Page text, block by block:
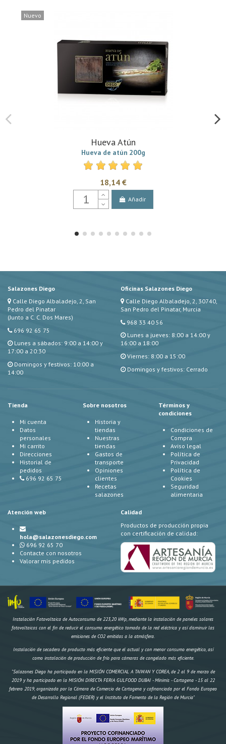
Nuevo
Hueva Atún
Hueva de atún 200g
18,14 €
Añadir
Salazones Diego
Calle Diego Albaladejo, 2, San
Pedro del Pinatar
(Junto a C. C. Dos Mares)
696 92 65 75
Lunes a sábados: 9:00 a 14:00 y
17:00 a 20:30
Domingos y festivos: 10:00 a
14:00
Oficinas Salazones Diego
Calle Diego Albaladejo, 2, 30740,
San Pedro del Pinatar, Murcia
968 33 40 56
Lunes a jueves: 8:00 a 14:00 y
16:00 a 18:00
Viernes: 8:00 a 15:00
Domingos y festivos: Cerrado
Tienda
Mi cuenta
Datos
personales
Mi carrito
Direcciones
Historial de
pedidos
696 92 65 75
Sobre nosotros
Historia y
tiendas
Nuestras
tiendas
Gastos de
transporte
Opiniones
clientes
Recetas
salazones
Términos y
condiciones
Condiciones de
Compra
Aviso legal
Política de
Privacidad
Política de
Cookies
Seguridad
alimentaria
Atención web
hola@salazonesdiego.com
696 92 65 70
Contacte con nosotros
Valorar mis pedidos
Calidad
Productos de producción propia
con certificación de calidad:
Instalación Fotovoltaica de Autoconsumo de 223,20 kWp, mediante la instalación de paneles solares
fotovoltaicos con el fin de reducir el consumo energético tomado de la red eléctrica y así disminuir las
emisiones de CO2 emitidas a la atmósfera.
Instalación de secadero de producto más eficiente que el actual y con menor consumo energético, así
como instalación de producción de frío para cámaras de congelado más eficiente.
"Salazones Diego ha participado en la MISIÓN COMERCIAL A TAIWAN Y COREA, de 2 al 9 de marzo de
2019 y ha participado en la MISIÓN DIRECTA FERIA GULFOOD DUBAI - Mínimis - Cartagena - 15 al 22
febrero 2019, organizada por la Cámara de Comercio de Cartagena y cofinanciada por el Fondo Europeo
de Desarrollo Regional (FEDER) y el Instituto de Fomento de la Región de Murcia"